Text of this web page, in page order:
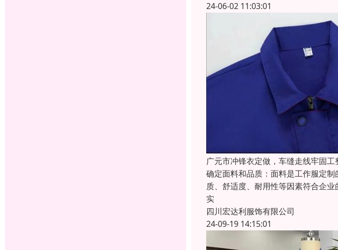
24-06-02 11:03:01
广元市冲锋衣定做，车缝走线牢固工
确定面料和品质：面料是工作服定
质、舒适度、耐用性等因素符合企
实
四川宏达利服饰有限公司
24-09-19 14:15:01